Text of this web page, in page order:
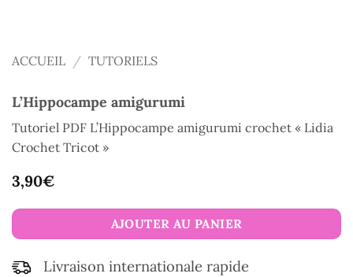
ACCUEIL / TUTORIELS
L’Hippocampe amigurumi
Tutoriel PDF L’Hippocampe amigurumi crochet « Lidia
Crochet Tricot »
3,90€
AJOUTER AU PANIER
Livraison internationale rapide